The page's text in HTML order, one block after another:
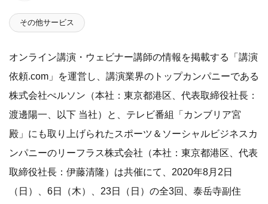
その他サービス
オンライン講演・ウェビナー講師の情報を掲載する「講演
依頼.com」を運営し、講演業界のトップカンパニーである
株式会社ぺルソン（本社：東京都港区、代表取締役社長：
渡邊陽一、以下 当社）と、テレビ番組「カンブリア宮
殿」にも取り上げられたスポーツ＆ソーシャルビジネスカ
ンパニーのリーフラス株式会社（本社：東京都港区、代表
取締役社長：伊藤清隆）は共催にて、2020年8月2日
（日）、6日（木）、23日（日）の全3回、泰岳寺副住